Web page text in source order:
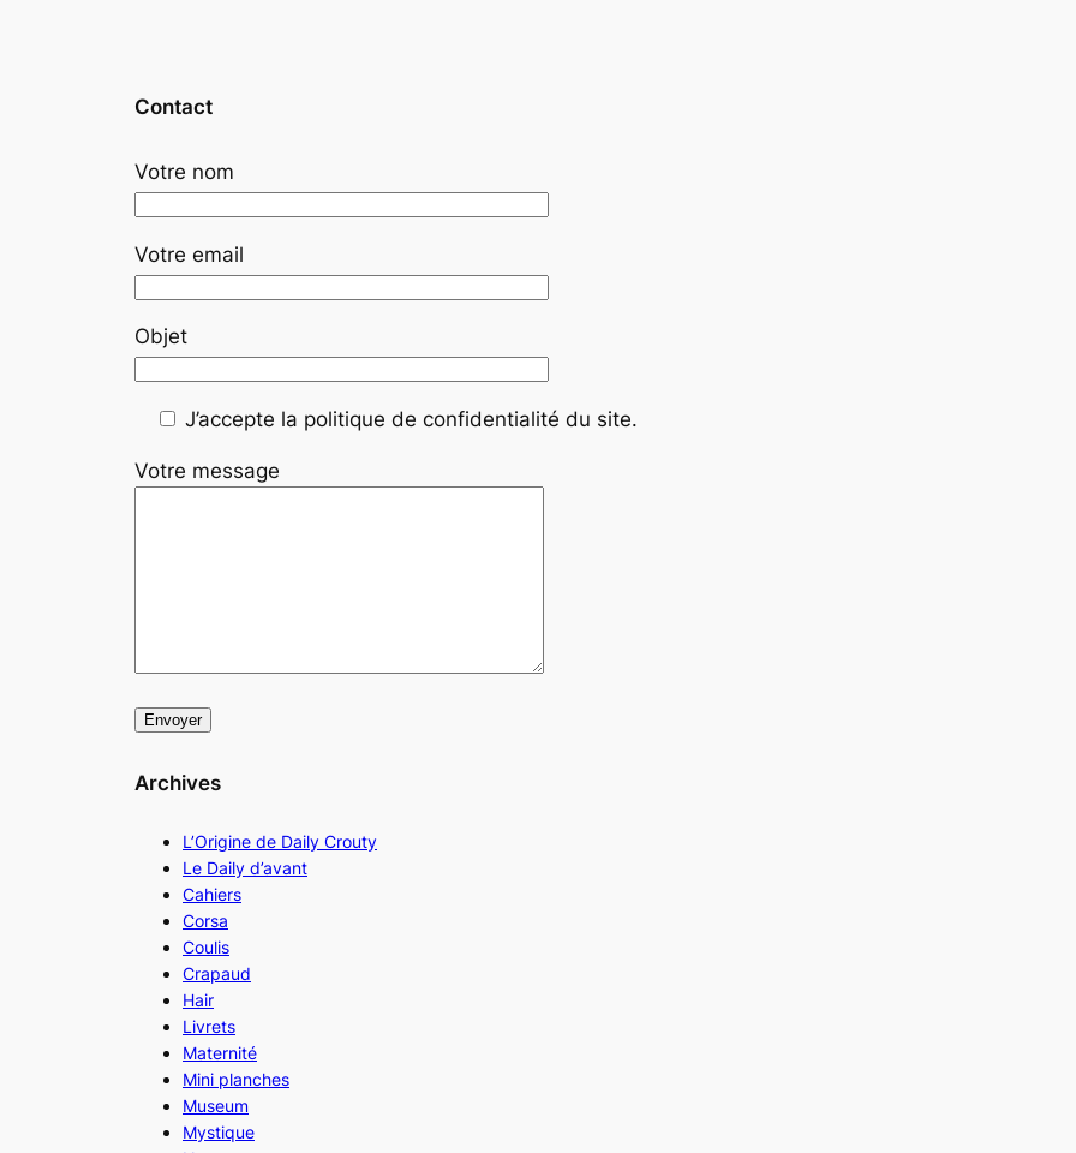
Contact
Votre nom
Votre email
Objet
J’accepte la politique de confidentialité du site.
Votre message
Archives
L’Origine de Daily Crouty
Le Daily d’avant
Cahiers
Corsa
Coulis
Crapaud
Hair
Livrets
Maternité
Mini planches
Museum
Mystique